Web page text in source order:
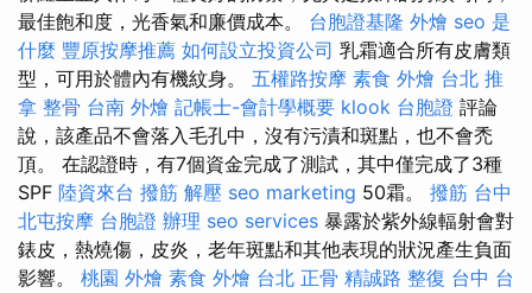
最佳飽和度，光香氣和廉價成本。 台胞證基隆 外燴 seo 是
什麼 豐原按摩推薦 如何設立投資公司 乳霜適合所有皮膚類
型，可用於體內有機紋身。 五權路按摩 素食 外燴 台北 推
拿 整骨 台南 外燴 記帳士-會計學概要 klook 台胞證 評論
說，該產品不會落入毛孔中，沒有污漬和斑點，也不會禿
頂。 在認證時，有7個資金完成了測試，其中僅完成了3種
SPF 陸資來台 撥筋 解壓 seo marketing 50霜。 撥筋 台中
北屯按摩 台胞證 辦理 seo services 暴露於紫外線輻射會對
錶皮，熱燒傷，皮炎，老年斑點和其他表現的狀況產生負面
影響。 桃園 外燴 素食 外燴 台北 正骨 精誠路 整復 台中 台